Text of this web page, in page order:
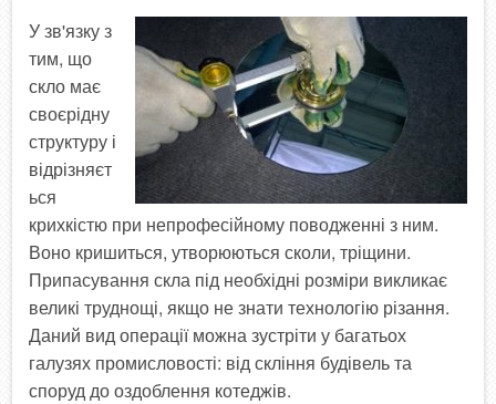
У зв'язку з
тим, що
скло має
своєрідну
структуру і
відрізняєт
ься
крихкістю при непрофесійному поводженні з ним.
Воно кришиться, утворюються сколи, тріщини.
Припасування скла під необхідні розміри викликає
великі труднощі, якщо не знати технологію різання.
Даний вид операції можна зустріти у багатьох
галузях промисловості: від скління будівель та
споруд до оздоблення котеджів.